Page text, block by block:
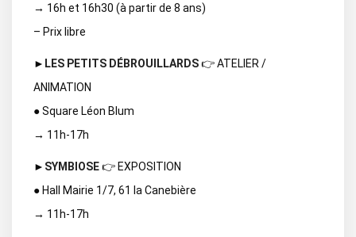
→ 16h et 16h30 (à partir de 8 ans)
– Prix libre
► LES PETITS DÉBROUILLARDS👉 ATELIER /
ANIMATION
● Square Léon Blum
→ 11h-17h
► SYMBIOSE👉 EXPOSITION
● Hall Mairie 1/7, 61 la Canebière
→ 11h-17h